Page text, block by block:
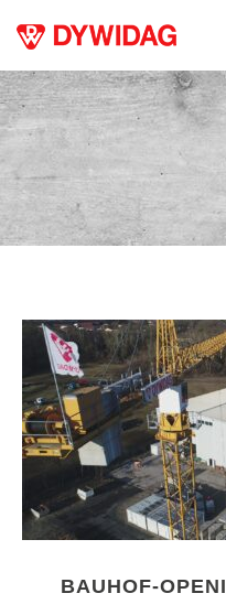
BAUHOF-